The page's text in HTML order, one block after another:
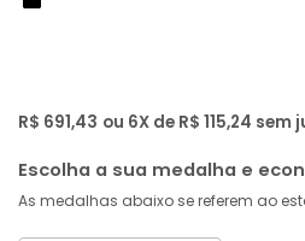
R$ 691,43 ou 6X de R$ 115,24 sem
Escolha a sua medalha e
As medalhas abaixo se referem ao